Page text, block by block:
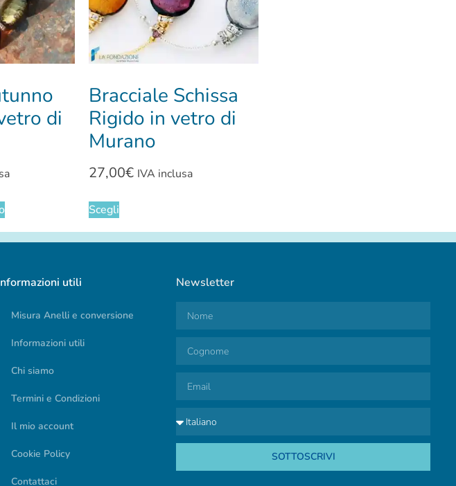
di
Bracciale Schissa
Rigido in vetro di
Murano
27,00€ IVA inclusa
Scegli
utili
Misura Anelli e conversione
Informazioni utili
Chi siamo
Termini e Condizioni
Il mio account
Cookie Policy
Contattaci
Newsletter
SOTTOSCRIVI